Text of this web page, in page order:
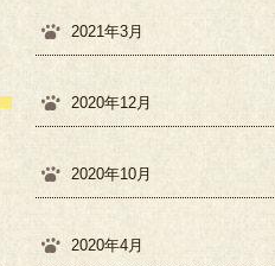
2021年3月
2020年12月
2020年10月
2020年4月